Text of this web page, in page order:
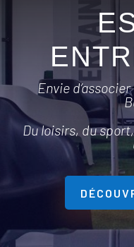
Envie
Du loisirs, du